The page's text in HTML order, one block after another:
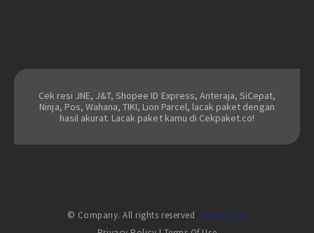
Cek resi JNE, J&T, Shopee ID Express, Anteraja, SiCepat,
Ninja, Pos, Wahana, TIKI, Lion Parcel, lacak paket dengan
hasil akurat. Lacak paket kamu di Cekpaket.co!
© Company. All rights reserved cekpaket.co